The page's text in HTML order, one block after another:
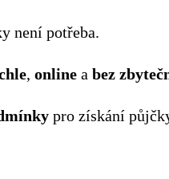
není potřeba.
, online a bez
pro získání